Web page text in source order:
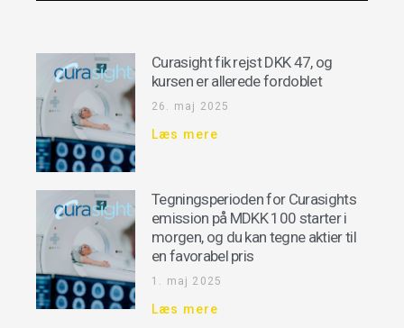
Curasight fik rejst DKK 47, og
kursen er allerede fordoblet
26. maj 2025
Læs mere
Tegningsperioden for Curasights
emission på MDKK 100 starter i
morgen, og du kan tegne aktier til
en favorabel pris
1. maj 2025
Læs mere